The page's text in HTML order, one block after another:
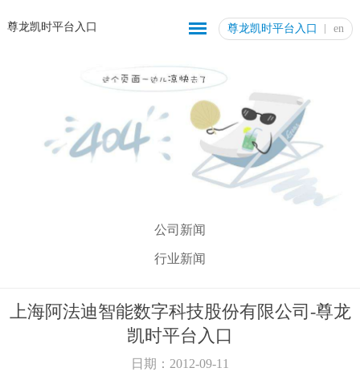
尊龙凯时平台入口 尊龙凯时平台入口 en
公司新闻
行业新闻
上海阿法迪智能数字科技股份有限公司-尊龙
凯时平台入口
日期：2012-09-11